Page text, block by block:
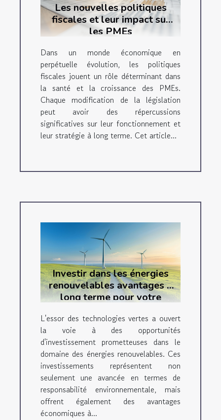
Les nouvelles politiques
fiscales et leur impact sur
les PMEs
Dans un monde économique en
perpétuelle évolution, les politiques
fiscales jouent un rôle déterminant dans
la santé et la croissance des PMEs.
Chaque modification de la législation
peut avoir des répercussions
significatives sur leur fonctionnement et
leur stratégie à long terme. Cet article...
Investir dans les énergies
renouvelables avantages à
long terme pour votre
L'essor des technologies vertes a ouvert
la voie à des opportunités
d'investissement prometteuses dans le
domaine des énergies renouvelables. Ces
investissements représentent non
seulement une avancée en termes de
responsabilité environnementale, mais
offrent également des avantages
économiques à...